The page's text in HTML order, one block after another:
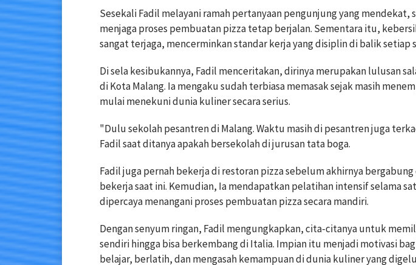
Sesekali Fadil melayani ramah pertanyaan pengunjung yang
menjaga proses pembuatan pizza tetap berjalan. Sementara itu,
sangat terjaga, mencerminkan standar kerja yang disiplin di balik setiap
Di sela kesibukannya, Fadil menceritakan, dirinya merupakan lulusan
di Kota Malang. Ia mengaku sudah terbiasa memasak sejak masih
mulai menekuni dunia kuliner secara serius.
"Dulu sekolah pesantren di Malang. Waktu masih di pesantren juga
Fadil saat ditanya apakah bersekolah di jurusan tata boga.
Fadil juga pernah bekerja di restoran pizza sebelum akhirnya
bekerja saat ini. Kemudian, Ia mendapatkan pelatihan intensif selama
dipercaya menangani proses pembuatan pizza secara mandiri.
Dengan senyum ringan, Fadil mengungkapkan, cita-citanya untuk
sendiri hingga bisa berkembang di Italia. Impian itu menjadi motivasi
belajar, berlatih, dan mengasah kemampuan di dunia kuliner yang